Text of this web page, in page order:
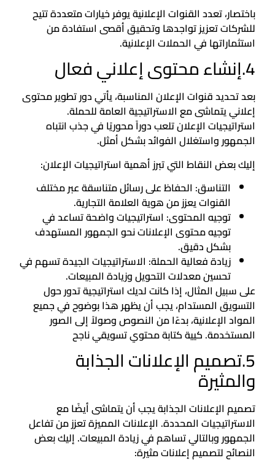
باختصار، تعدد القنوات الإعلانية يوفر خيارات متعددة تتيح
للشركات تعزيز تواجدها وتحقيق أقصى استفادة من
استثماراتها في الحملات الإعلانية.
4.إنشاء محتوى إعلاني فعال
بعد تحديد قنوات الإعلان المناسبة، يأتي دور تطوير محتوى
إعلاني يتماشى مع الاستراتيجية العامة للحملة.
استراتيجيات الإعلان تلعب دوراً محوريًا في جذب انتباه
الجمهور واستغلال الفوائد بشكل أمثل.
إليك بعض النقاط التي تبرز أهمية استراتيجيات الإعلان:
التناسق: الحفاظ على رسائل متناسقة عبر مختلف
القنوات يعزز من هوية العلامة التجارية.
توجيه المحتوى: استراتيجيات واضحة تساعد في
توجيه محتوى الإعلانات نحو الجمهور المستهدف
بشكل دقيق.
زيادة فعالية الحملة: الاستراتيجيات الجيدة تسهم في
تحسين معدلات التحويل وزيادة المبيعات.
على سبيل المثال، إذا كانت لديك استراتيجية تدور حول
التسويق المستدام، يجب أن يظهر هذا بوضوح في جميع
المواد الإعلانية، بدءًا من النصوص وصولاً إلى الصور
المستخدمة. كيية كتابة محتوي تسويقي ناجح
5.تصميم الإعلانات الجذابة
والمثيرة
تصميم الإعلانات الجذابة يجب أن يتماشى أيضًا مع
الاستراتيجيات المحددة. الإعلانات المميزة تعزز من تفاعل
الجمهور وبالتالي تساهم في زيادة المبيعات. إليك بعض
النصائح لتصميم إعلانات مثيرة: